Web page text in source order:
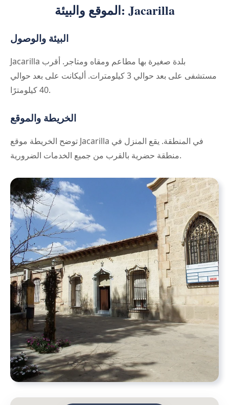
الموقع والبيئة: Jacarilla
البيئة والوصول
Jacarilla بلدة صغيرة بها مطاعم ومقاه ومتاجر. أقرب
مستشفى على بعد حوالي 3 كيلومترات. أليكانت على بعد حوالي
40 كيلومترًا.
الخريطة والموقع
توضح الخريطة موقع Jacarilla في المنطقة. يقع المنزل في
منطقة حضرية بالقرب من جميع الخدمات الضرورية.